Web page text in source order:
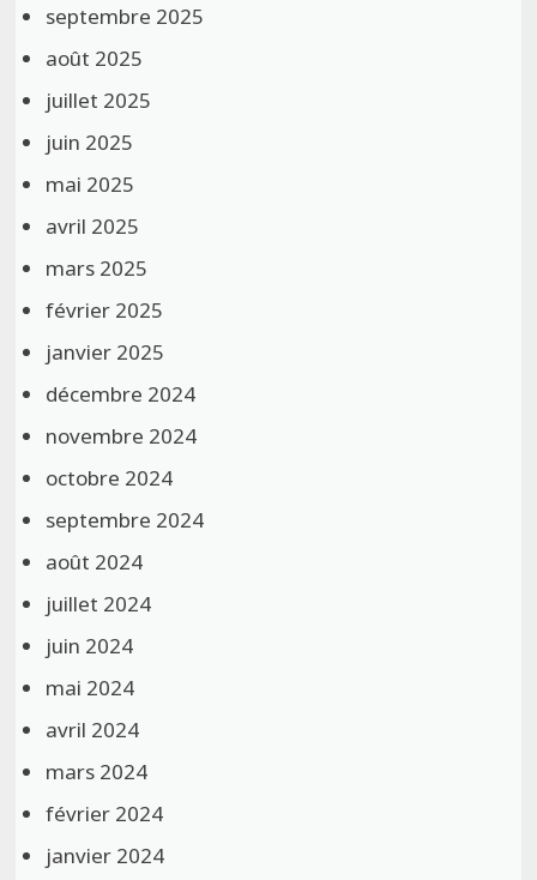
septembre 2025
août 2025
juillet 2025
juin 2025
mai 2025
avril 2025
mars 2025
février 2025
janvier 2025
décembre 2024
novembre 2024
octobre 2024
septembre 2024
août 2024
juillet 2024
juin 2024
mai 2024
avril 2024
mars 2024
février 2024
janvier 2024